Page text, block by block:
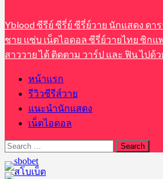
Yblood ซีรีย์ ซีรี่ย์ ซีรี่ย์วาย นักแสดง ดา
ชาย แซ่บ เน็ตไอดอล ซีรี่ย์วายไทย ซิกแ
สาววาย ได้ ติดตาม วาร์ป และ ฟิน ไปด้
หน้าแรก
รีวิวซีรีส์วาย
แนะนำนักแสดง
เน็ตไอดอล
Search
for: